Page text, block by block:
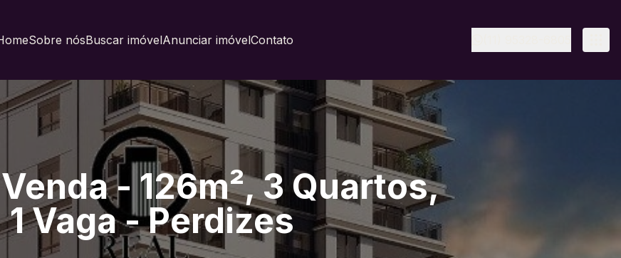
Sobre nósBuscar imóvelAnunciar imóvelContato
- 126m², 3 Quartos,
Vaga - Perdizes